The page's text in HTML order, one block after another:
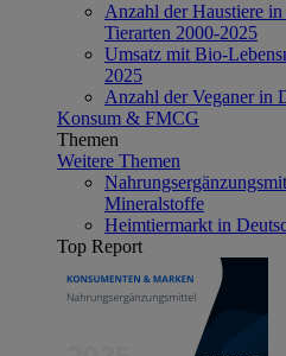
Anzahl der Haustiere
Tierarten 2000-2025
Umsatz mit Bio-
2025
Anzahl der Veganer in
Konsum & FMCG
Themen
Weitere Themen
Mineralstoffe
Heimtiermarkt in
Top Report